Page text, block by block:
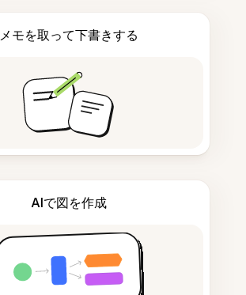
メモを取って下書きする
AIで図を作成